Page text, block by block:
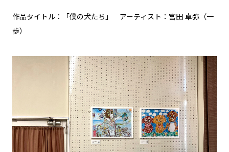
作品タイトル：「僕の犬たち」 アーティスト：宮田 卓弥（一
歩）